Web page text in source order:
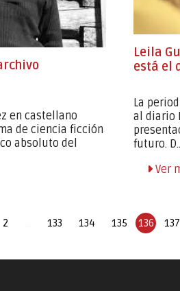
en castellano
de ciencia ficción
absoluto del
Leila
está el
La
al diario
futuro.
Ver
2 133 134 135 136 137